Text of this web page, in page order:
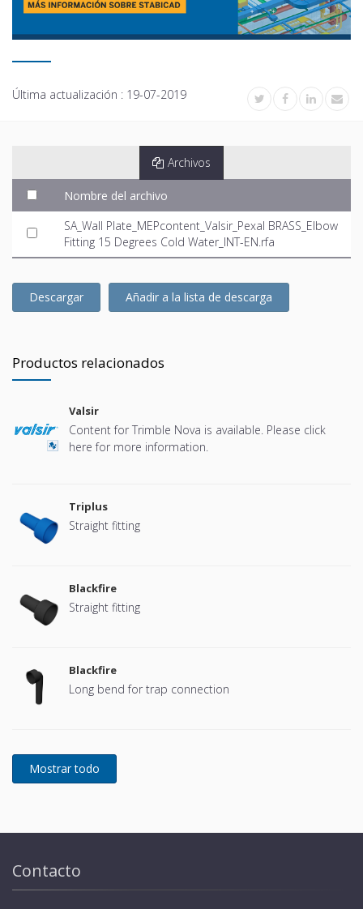
Última actualización : 19-07-2019
Archivos
Nombre del archivo
SA_Wall Plate_MEPcontent_Valsir_Pexal BRASS_Elbow
Fitting 15 Degrees Cold Water_INT-EN.rfa
Descargar Añadir a la lista de descarga
Productos relacionados
Valsir
Content for Trimble Nova is available. Please click
here for more information.
Triplus
Straight fitting
Blackfire
Straight fitting
Blackfire
Long bend for trap connection
Contacto